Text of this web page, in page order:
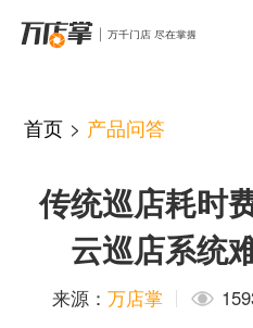
智能巡店
客流统计
商业BI
体验中心 New
解决方案
首页 > 产品问答
传统巡店耗时
云巡店系统
来源： 万店掌